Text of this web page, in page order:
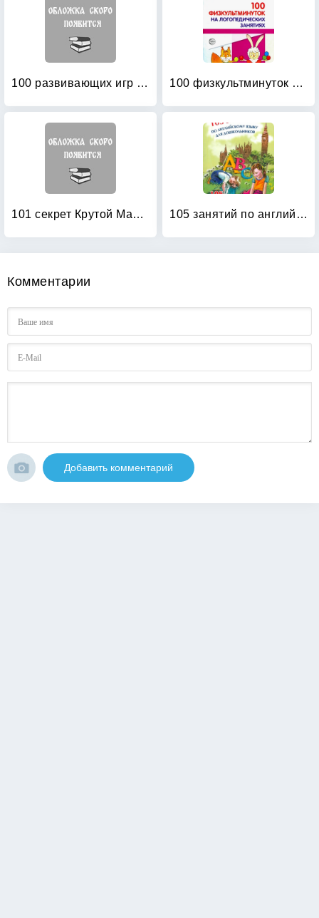
100 развивающих игр и упражнений от рождения до года 100 физкультминуток на логопедических занятиях
101 секрет Крутой Мамочки 105 занятий по английскому языку для дошкольников: Пособие для воспитателей детского сада, учителей английского языка и родителей
Комментарии